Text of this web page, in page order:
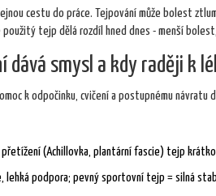
cestu do práce. Tejpování může bolest
tejp dělá rozdíl hned dnes - menší
dává smysl a kdy raději k
k odpočinku, cvičení a postupnému návratu
(Achillovka, plantární fascie) tejp
podpora; pevný sportovní tejp = silná